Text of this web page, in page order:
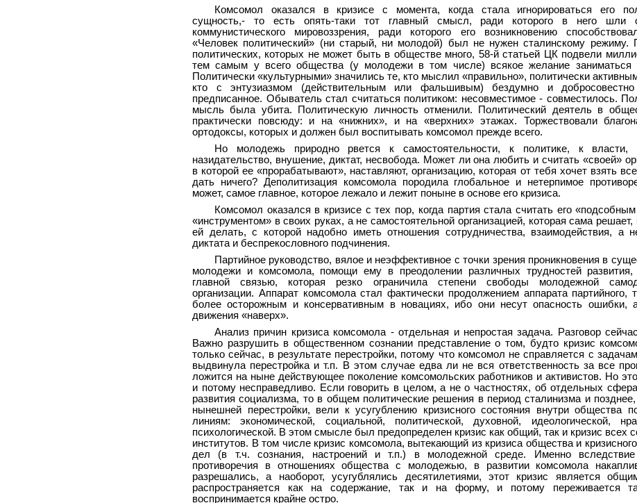
Комсомол оказался в кризисе с момента, когда стала игнорироваться его
сущность,- то есть опять-таки тот главный смысл, ради которого в него шли
коммунистического мировоззрения, ради которого его возникновению
«Человек политический» (ни старый, ни молодой) был не нужен сталинскому режиму.
политических, которых не может быть в обществе много, 58-й статьей ЦК подвели
тем самым у всего общества (у молодежи в том числе) всякое желание заниматься
Политически «культурными» значились те, кто мыслил «правильно», политически
кто с энтузиазмом (действительным или фальшивым) бездумно и добросовестно
предписанное. Обыватель стал считаться политиком: несовместимое - совместилось.
мысль была убита. Политическую личность отменили. Политический деятель в
практически повсюду: и на «нижних», и на «верхних» этажах. Торжествовали
ортодоксы, которых и должен был воспитывать комсомол прежде всего.
Но молодежь природно рвется к самостоятельности, к политике, к власти,
назидательство, внушение, диктат, несвобода. Может ли она любить и считать «своей»
в которой ее «прорабатывают», наставляют, организацию, которая от тебя хочет взять
дать ничего? Деполитизация комсомола породила глобальное и нетерпимое
может, самое главное, которое лежало и лежит поныне в основе его кризиса.
Комсомол оказался в кризисе с тех пор, когда партия стала считать его
«инструментом» в своих руках, а не самостоятельной организацией, которая сама решает,
ей делать, с которой надобно иметь отношения сотрудничества, взаимодействия, а
диктата и беспрекословного подчинения.
Партийное руководство, вялое и неэффективное с точки зрения проникновения в
молодежи и комсомола, помощи ему в преодолении различных трудностей развития,
главной связью, которая резко ограничила степени свободы молодежной
организации. Аппарат комсомола стал фактически продолжением аппарата партийного,
более осторожным и консервативным в новациях, ибо они несут опасность ошибки,
движения «наверх».
Анализ причин кризиса комсомола - отдельная и непростая задача. Разговор
Важно разрушить в общественном сознании представление о том, будто кризис
только сейчас, в результате перестройки, потому что комсомол не справляется с
выдвинула перестройка и т.п. В этом случае едва ли не вся ответственность за все
ложится на ныне действующее поколение комсомольских работников и активистов. Но
и потому несправедливо. Если говорить в целом, а не о частностях, об отдельных
развития социализма, то в общем политические решения в период сталинизма и
нынешней перестройки, вели к усугублению кризисного состояния внутри общества
линиям: экономической, социальной, политической, духовной, идеологической,
психологической. В этом смысле был предопределен кризис как общий, так и кризис всех
институтов. В том числе кризис комсомола, вытекающий из кризиса общества и
дел (в т.ч. сознания, настроений и т.п.) в молодежной среде. Именно
противоречия в отношениях общества с молодежью, в развитии комсомола
разрешались, а наоборот, усугублялись десятилетиями, этот кризис является
распространяется как на содержание, так и на форму, и потому переживается
воспринимается крайне остро.